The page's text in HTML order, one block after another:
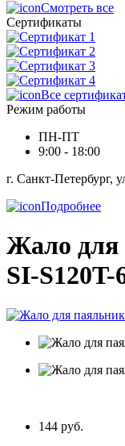
Смотреть все
Сертификаты
Все
Режим работы
ПН-ПТ
9:00 - 18:00
г. Санкт-Петербург,
Подробнее
Жало для
SI-S120T-
144 руб.